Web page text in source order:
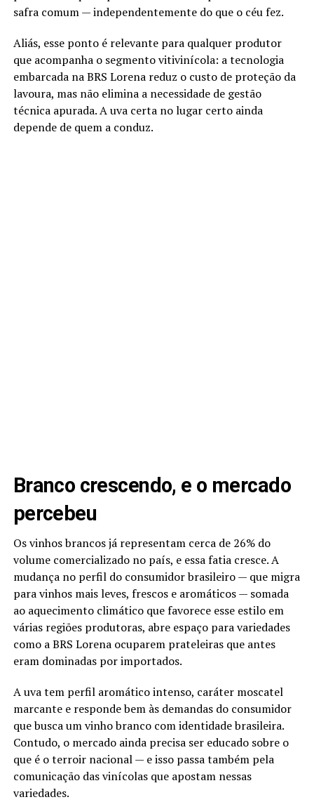
safra comum — independentemente do que o céu fez.
Aliás, esse ponto é relevante para qualquer produtor
que acompanha o segmento vitivinícola: a tecnologia
embarcada na BRS Lorena reduz o custo de proteção da
lavoura, mas não elimina a necessidade de gestão
técnica apurada. A uva certa no lugar certo ainda
depende de quem a conduz.
Branco crescendo, e o mercado
percebeu
Os vinhos brancos já representam cerca de 26% do
volume comercializado no país, e essa fatia cresce. A
mudança no perfil do consumidor brasileiro — que migra
para vinhos mais leves, frescos e aromáticos — somada
ao aquecimento climático que favorece esse estilo em
várias regiões produtoras, abre espaço para variedades
como a BRS Lorena ocuparem prateleiras que antes
eram dominadas por importados.
A uva tem perfil aromático intenso, caráter moscatel
marcante e responde bem às demandas do consumidor
que busca um vinho branco com identidade brasileira.
Contudo, o mercado ainda precisa ser educado sobre o
que é o terroir nacional — e isso passa também pela
comunicação das vinícolas que apostam nessas
variedades.